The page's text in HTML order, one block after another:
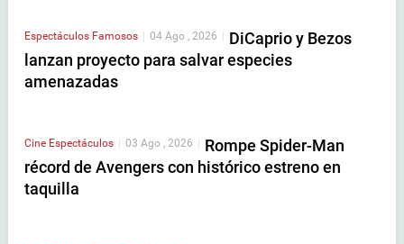
Espectáculos Famosos 04 Ago , 2026
DiCaprio y Bezos
lanzan proyecto para salvar especies
amenazadas
Cine Espectáculos | 03 Ago , 2026 | Rompe Spider-Man
récord de Avengers con histórico estreno en
taquilla